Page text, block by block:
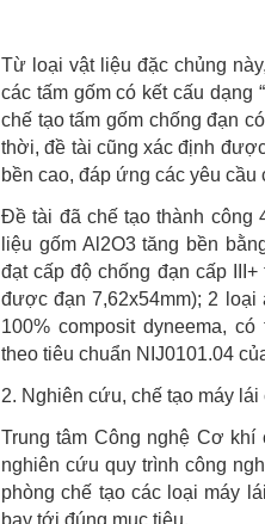
Từ loại vật liệu đặc chủng
các tấm gốm có kết cấu dạng
chế tạo tấm gốm chống đạn
thời, đề tài cũng xác định
bền cao, đáp ứng các yêu cầu
Đề tài đã chế tạo thành công
liệu gốm Al2O3 tăng bền
đạt cấp độ chống đạn cấp
được đạn 7,62x54mm); 2
100% composit dyneema,
theo tiêu chuẩn NIJ0101.04
2. Nghiên cứu, chế tạo máy
Trung tâm Công nghệ Cơ khí
nghiên cứu quy trình công
phòng chế tạo các loại máy
bay tới đúng mục tiêu.